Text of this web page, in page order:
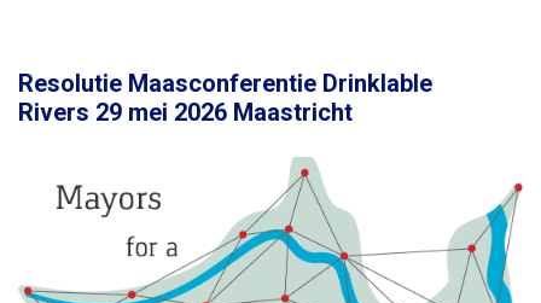
Resolutie Maasconferentie Drinklable
Rivers 29 mei 2026 Maastricht